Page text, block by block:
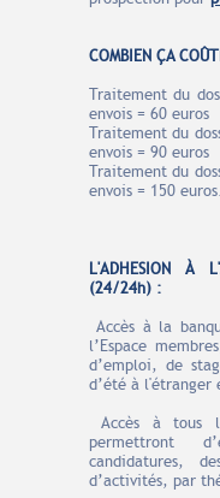
COMBIEN ÇA
Traitement du
envois = 60 euros
Traitement du
envois = 90 euros
Traitement du
envois = 150 euros.
L'ADHESION À
(24/24h) :
Accès à la
l’Espace
d’emploi, de
d’été à l'étranger
Accès à tous
permettront
candidatures,
d’activités, par